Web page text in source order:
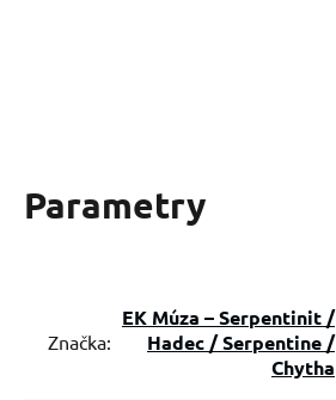
Parametry
Značka:
EK Múza – Serpentinit /
Hadec / Serpentine /
Chytha